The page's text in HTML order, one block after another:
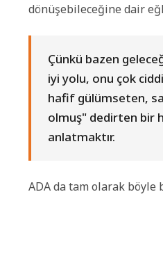
dönüşebileceğine dair
Çünkü bazen
iyi yolu, onu çok
hafif gülümseten,
olmuş" dedirten bir
anlatmaktır.
ADA da tam olarak böyle